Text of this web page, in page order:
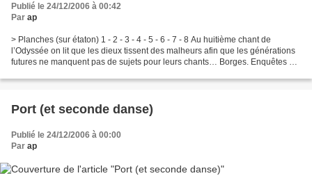
Publié le 24/12/2006 à 00:42
Par ap
> Planches (sur étaton) 1 - 2 - 3 - 4 - 5 - 6 - 7 - 8 Au huitième chant de
l’Odyssée on lit que les dieux tissent des malheurs afin que les générations
futures ne manquent pas de sujets pour leurs chants… Borges. Enquêtes 9 -
Port (et seconde danse)
Publié le 24/12/2006 à 00:00
Par ap